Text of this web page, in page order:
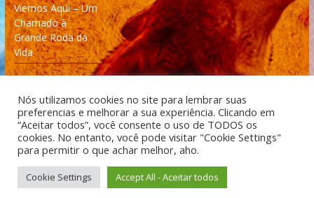
Viemos Aqui – Um
Chamado à
Grande Roda da
Vida
Desenvolvido: Moleculas4D - Engenharia Espacial e
Tecnologia [moleculas4d.com.br]
Nós utilizamos cookies no site para lembrar suas
preferencias e melhorar a sua experiência. Clicando em
“Aceitar todos”, você consente o uso de TODOS os
cookies. No entanto, você pode visitar "Cookie Settings"
para permitir o que achar melhor, aho.
Cookie Settings Accept All - Aceitar todos